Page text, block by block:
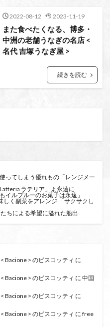
2022-08-12 2023-11-19
また食べたくなる、博多・
中洲の老舗うなぎの名店 <
名代 吉塚うなぎ屋 >
続きを読む
ってしまう優れもの「レンジメー
ラテリア」よ永遠に
イルプルーのお菓子は永遠」
く副菜をアレンジ 「サクサクし
ちによる希望に溢れた船出
Bacione > のビスコッティ に
Bacione > のビスコッティ に 中国
Bacione > のビスコッティ に
Bacione > のビスコッティ に free